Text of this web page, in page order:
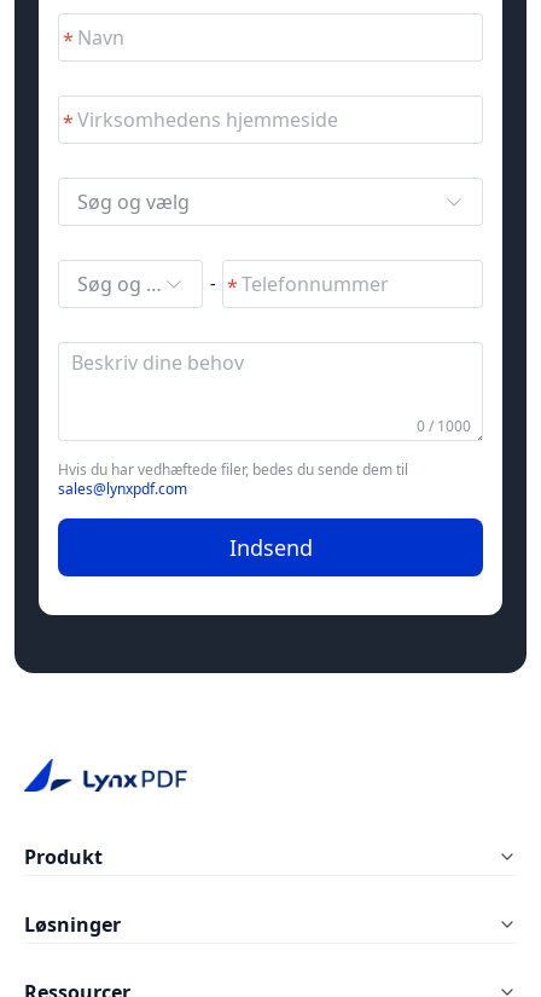
Søg og vælg
Søg og vælg -
0 / 1000
Hvis du har vedhæftede filer, bedes du sende dem til
sales@lynxpdf.com
Indsend
Produkt
Løsninger
Ressourcer